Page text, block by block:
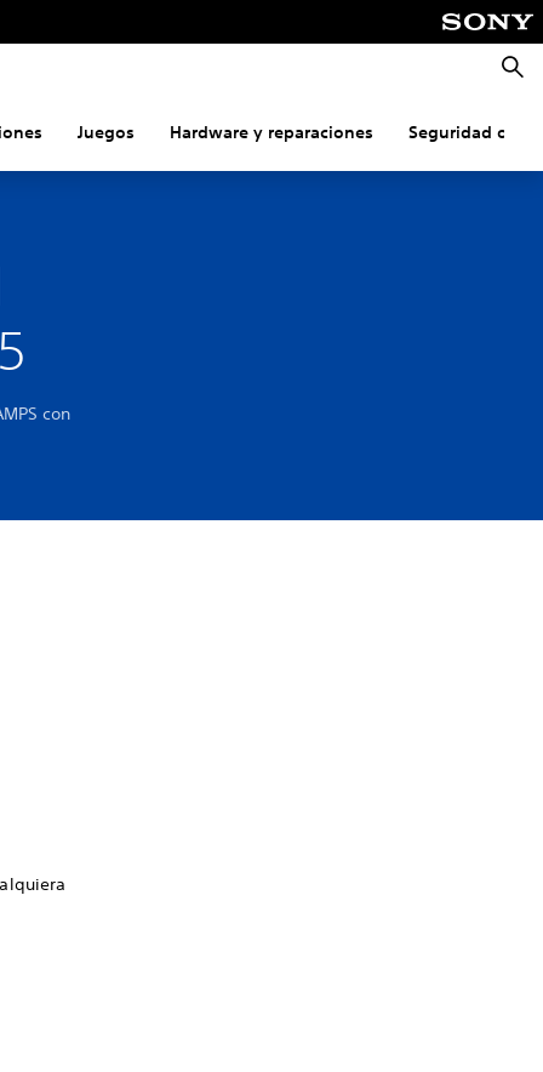
Juegos Hardware y reparaciones Seguridad
con